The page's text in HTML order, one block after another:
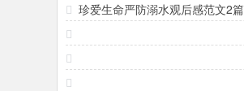
珍爱生命严防溺水观后感范文2篇